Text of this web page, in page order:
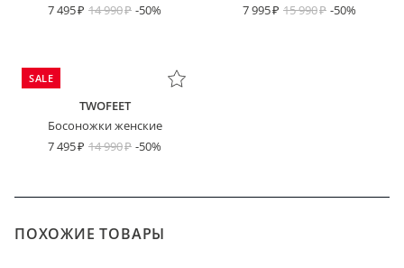
7 495
14 990 -50%
7 995
15 990 -50%
SALE
TWOFEET
Босоножки женские
7 495
14 990 -50%
ПОХОЖИЕ ТОВАРЫ